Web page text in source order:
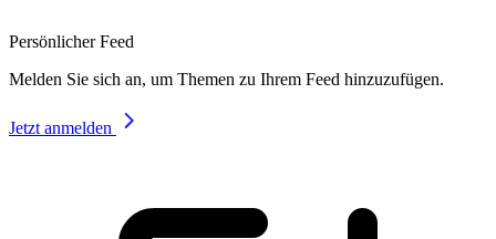
Persönlicher Feed
Melden Sie sich an, um Themen zu Ihrem Feed hinzuzufügen.
Jetzt anmelden